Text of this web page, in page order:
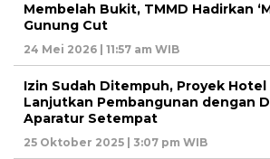
Membelah Bukit, TMMD Hadirkan
Gunung Cut
24 Mei 2026 | 11:57 am WIB
Izin Sudah Ditempuh, Proyek
Lanjutkan Pembangunan dengan
Aparatur Setempat
25 Oktober 2025 | 3:07 pm WIB